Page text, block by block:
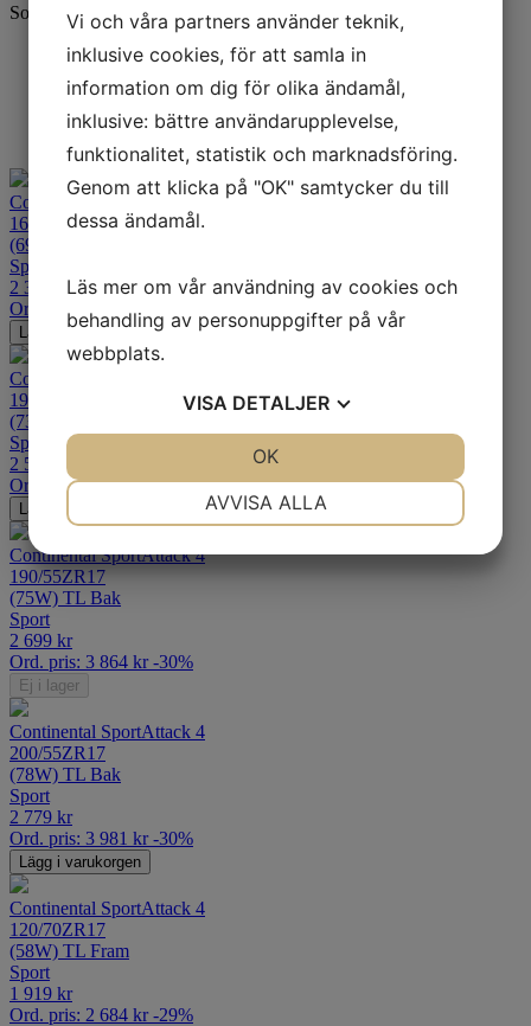
Sortering
Standard
Alfabetisk A-Ö
Billigast
Continental SportAttack 4
160/60ZR17
(69W) TL Bak
Sport
2 399
kr
Ord. pris:
3 414 kr
Lägg i varukorgen
Continental SportAttack 4
190/50ZR17
(73W) TL Bak
Sport
2 589
Ord. pris:3 688kr -30%
Lägg i varukorgen
Continental SportAttack 4
190/55ZR17
(75W) TL Bak
Sport
2 699 kr
Ord. pris: 3 864 kr -30%
Ej i lager
Continental SportAttack 4
200/55ZR17
(78W) TL Bak
Sport
2 779 kr
Ord. pris: 3 981 kr -30%
Lägg i varukorgen
Continental SportAttack 4
120/70ZR17
(58W) TL Fram
Sport
1 919 kr
Ord. pris: 2 684 kr -29%
Vi och våra partners använder teknik,
inklusive cookies, för att samla in
information om dig för olika ändamål,
inklusive: bättre användarupplevelse,
funktionalitet, statistik och marknadsföring.
Genom att klicka på "OK" samtycker du till
dessa ändamål.
Läs mer om vår användning av cookies och
behandling av personuppgifter på vår
webbplats.
VISA DETALJER
MARKNADSFÖRING
AVVISA ALLA
OK